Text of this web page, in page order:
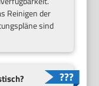
Reinigen der
sind